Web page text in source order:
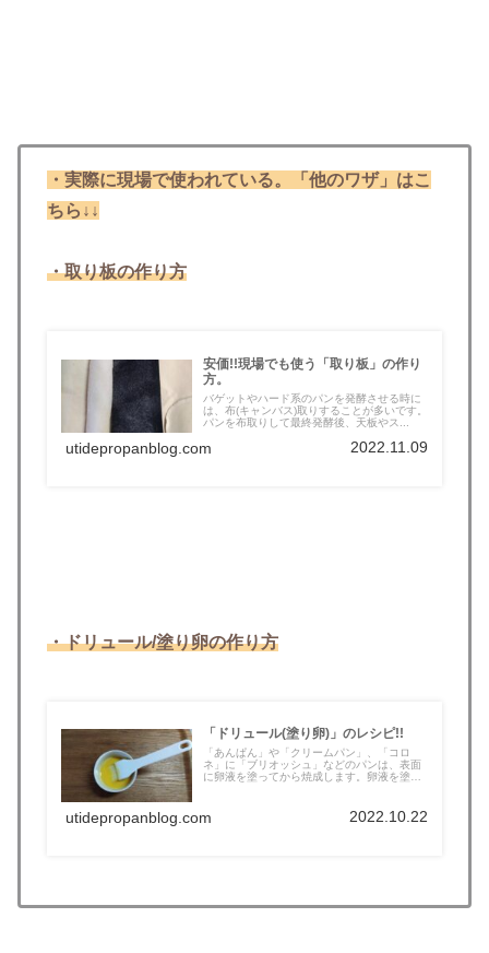
・実際に現場で使われている。「他のワザ」はこ
ちら↓↓
・取り板の作り方
安価!!現場でも使う「取り板」の作り
方。
バゲットやハード系のパンを発酵させる時に
は、布(キャンバス)取りすることが多いです。
パンを布取りして最終発酵後、天板やス...
utidepropanblog.com 2022.11.09
・ドリュール/塗り卵の作り方
「ドリュール(塗り卵)」のレシピ!!
「あんぱん」や「クリームパン」、「コロ
ネ」に「ブリオッシュ」などのパンは、表面
に卵液を塗ってから焼成します。卵液を塗っ
utidepropanblog.com 2022.10.22